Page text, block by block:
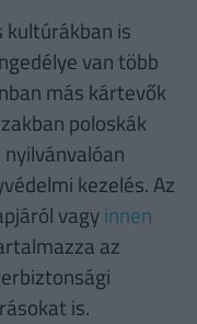
is
van több
más kártevők
poloskák
kezelés. Az
vagyinnen
az
is.